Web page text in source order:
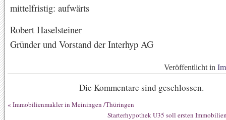
mittelfristig: aufwärts
Robert Haselsteiner
Gründer und Vorstand der Interhyp AG
Veröffentlicht in
Die Kommentare sind geschlossen.
« Immobilienmakler in Meiningen /Thüringen
Starterhypothek U35 soll ersten